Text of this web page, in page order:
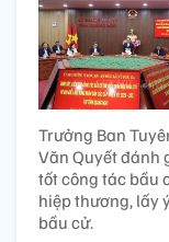
Trưởng Ban
Văn Quyết đánh
tốt công tác bầu
hiệp thương, lấy
bầu cử.